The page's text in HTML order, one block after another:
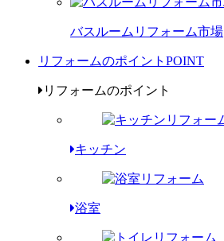
バスルームリフォーム市場
リフォームのポイント POINT
リフォームのポイント
キッチン
浴室